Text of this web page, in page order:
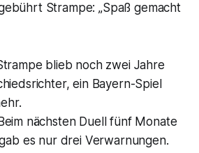
Strampe: „Spaß gemacht
blieb noch zwei Jahre
ein Bayern-Spiel
Beim nächsten Duell fünf Monate
es nur drei Verwarnungen.